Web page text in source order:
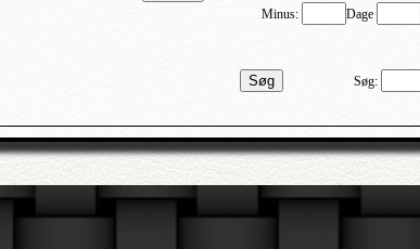
Minus:
Dage
Søg Søg: